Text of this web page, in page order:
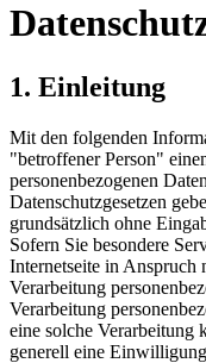
1. Einleitung
Mit den folgenden
"betroffener Person"
personenbezogenen
Datenschutzgesetzen
grundsätzlich ohne
Sofern Sie besondere
Internetseite in Anspruch
Verarbeitung
Verarbeitung
eine solche Verarbeitung
generell eine